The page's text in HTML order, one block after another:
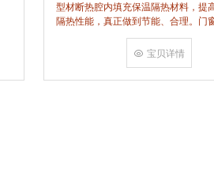
型材断热腔内填充保温隔热材料，提
隔热性能，真正做到节能、合理。门
角，采用多点挤压角码结构与加重型
结合完成，在通过角部加注德国双组
宝贝详情